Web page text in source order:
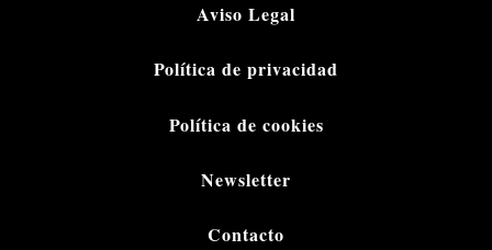
Aviso Legal
Política de privacidad
Política de cookies
Newsletter
Contacto